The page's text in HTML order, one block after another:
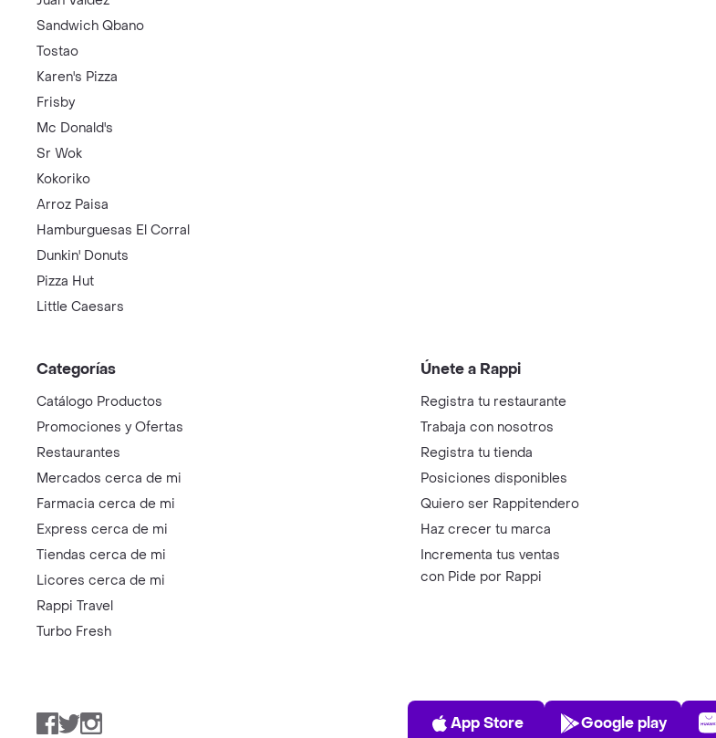
Sandwich Qbano
Tostao
Karen's Pizza
Frisby
Mc Donald's
Sr Wok
Kokoriko
Arroz Paisa
Hamburguesas El Corral
Dunkin' Donuts
Pizza Hut
Little Caesars
Categorías
Catálogo Productos
Promociones y Ofertas
Restaurantes
Mercados cerca de mi
Farmacia cerca de mi
Express cerca de mi
Tiendas cerca de mi
Licores cerca de mi
Rappi Travel
Turbo Fresh
Únete a Rappi
Registra tu restaurante
Trabaja con nosotros
Registra tu tienda
Posiciones disponibles
Quiero ser Rappitendero
Haz crecer tu marca
Incrementa tus ventas
con Pide por Rappi
Facebook
TwitterInstagram
App Store
App Store
Play Store
Google play